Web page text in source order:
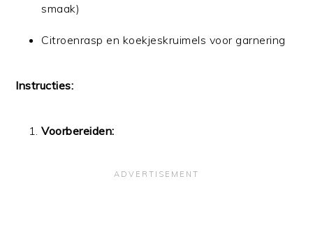
smaak)
Citroenrasp en koekjeskruimels voor garnering
Instructies:
Voorbereiden: